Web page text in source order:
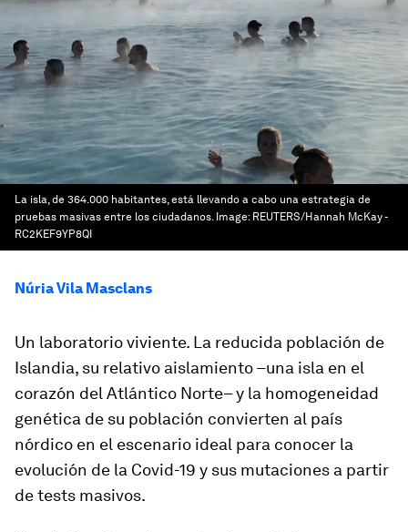
La isla, de 364.000 habitantes, está llevando a cabo una estrategia de
pruebas masivas entre los ciudadanos. Image: REUTERS/Hannah McKay -
RC2KEF9YP8QI
Núria Vila Masclans
Un laboratorio viviente. La reducida población de
Islandia, su relativo aislamiento –una isla en el
corazón del Atlántico Norte– y la homogeneidad
genética de su población convierten al país
nórdico en el escenario ideal para conocer la
evolución de la Covid-19 y sus mutaciones a partir
de tests masivos.